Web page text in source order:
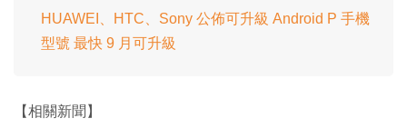
HUAWEI、HTC、Sony 公佈可升級 Android P 手機
型號 最快 9 月可升級
【相關新聞】